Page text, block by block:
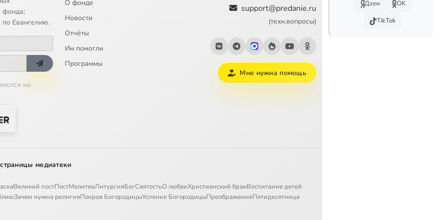
и блоха
семейство
ч.2
фонда;
Евангелию.
на
О фонде
Новости
Отчёты
Им помогли
Программы
support@predanie.ru
(техн.вопросы)
Мне нужна помощь
медиатеки
Великий постПостМолитваЛитургияБогСвятостьО любвиХристианский бракВоспитание детей
Зачем нужна религияПокров БогородицыУспение БогородицыПреображениеПятидесятница
Дзен
OK
TikTok